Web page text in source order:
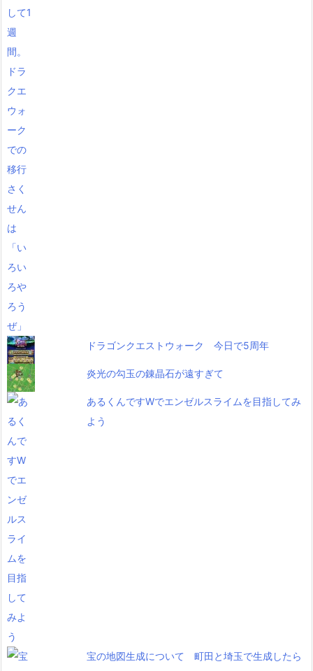
ドラゴンクエストウォーク 今日で5周年
炎光の勾玉の錬晶石が遠すぎて
あるくんですWでエンゼルスライムを目指してみ
よう
宝の地図生成について 町田と埼玉で生成したら